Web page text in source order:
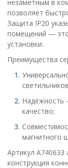
незаметным в
позволяет
Защита IP20
помещений —
установки.
Преимущества
Надёжность
качество;
магнитного
Артикул A740633
конструкция